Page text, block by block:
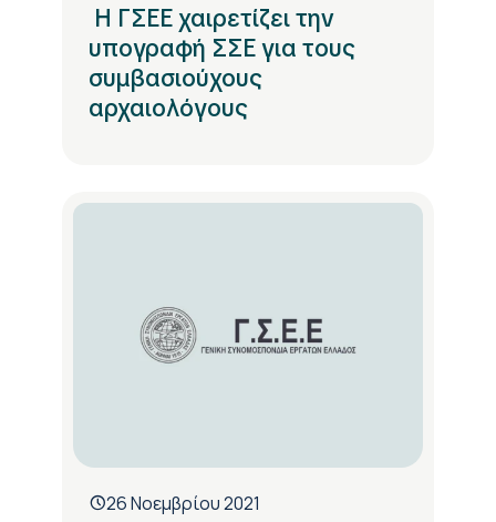
Η ΓΣΕΕ χαιρετίζει την
υπογραφή ΣΣΕ για τους
συμβασιούχους
αρχαιολόγους
26 Νοεμβρίου 2021